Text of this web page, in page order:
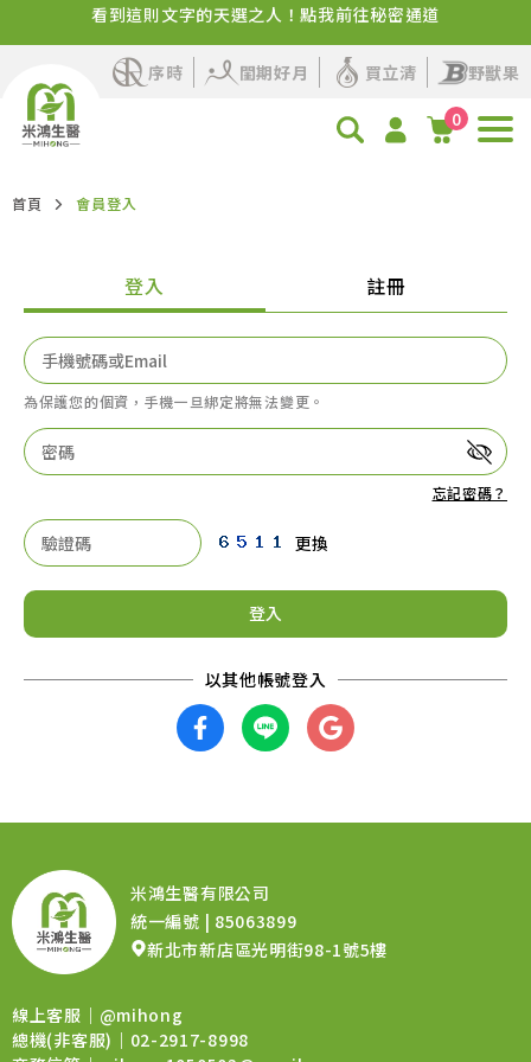
看到這則文字的天選之人！點我前往秘密通道
✨品牌感謝祭來了！百卡蛋白飲+人氣保健活動即將開始
序時 閨期好月 買立清
野獸果
0
首頁 會員登入
登入 註冊
為保護您的個資，手機一旦綁定將無法變更。
忘記密碼？
更換
登入
線上客服｜ @mihong
總機(非客服)｜02-2917-8998
米鴻生醫有限公司
統一編號 | 85063899
新北市新店區光明街98-1號5樓